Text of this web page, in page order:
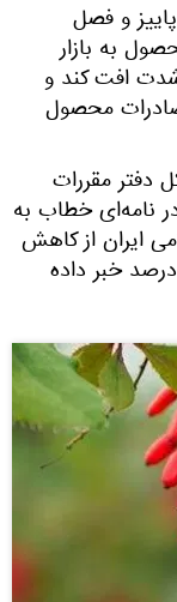
و فصل
به بازار
افت کند و
صادرات محصول
دفتر مقررات
نامه‌ای خطاب به
ایران از کاهش
عوارض صادراتی گوجه فرنگی از ۳۰ به ۱۰ درصد خبر داده